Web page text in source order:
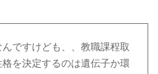
ですけども、、教職課程取
を決定するのは遺伝子か環